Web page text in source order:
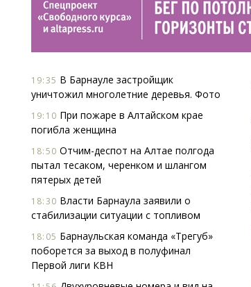
19:35 В Барнауле застройщик
уничтожил многолетние деревья. Фото
19:10 При пожаре в Алтайском крае
погибла женщина
18:50 Отчим-деспот на Алтае полгода
пытал тесаком, черенком и шлангом
пятерых детей
18:30 Власти Барнаула заявили о
стабилизации ситуации с топливом
18:05 Барнаульская команда «Трегуб»
поборется за выход в полуфинал
Первой лиги КВН